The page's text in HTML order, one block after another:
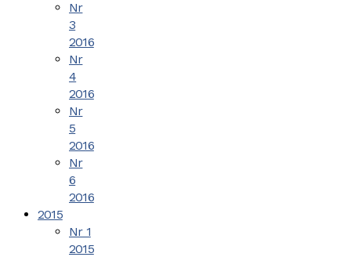
Nr
3
2016
Nr
4
2016
Nr
5
2016
Nr
6
2016
2015
Nr 1
2015